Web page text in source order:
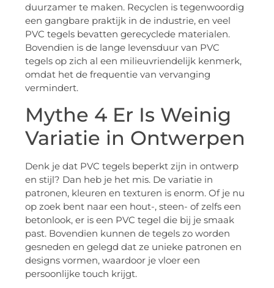
duurzamer te maken. Recyclen is tegenwoordig
een gangbare praktijk in de industrie, en veel
PVC tegels bevatten gerecyclede materialen.
Bovendien is de lange levensduur van PVC
tegels op zich al een milieuvriendelijk kenmerk,
omdat het de frequentie van vervanging
vermindert.
Mythe 4 Er Is Weinig
Variatie in Ontwerpen
Denk je dat PVC tegels beperkt zijn in ontwerp
en stijl? Dan heb je het mis. De variatie in
patronen, kleuren en texturen is enorm. Of je nu
op zoek bent naar een hout-, steen- of zelfs een
betonlook, er is een PVC tegel die bij je smaak
past. Bovendien kunnen de tegels zo worden
gesneden en gelegd dat ze unieke patronen en
designs vormen, waardoor je vloer een
persoonlijke touch krijgt.